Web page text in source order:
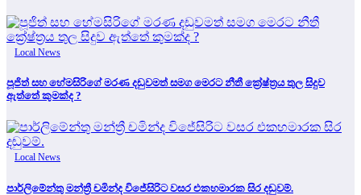
Local News
පූජිත් සහ හේමසිරිගේ මරණ දඩුවමත් සමග මෙරට නීතී ක්‍රේෂ්ත්‍රය තුල සිදුව
ඇත්තේ කුමක්ද ?
Local News
පාර්ලිමේන්තු මන්ත්‍රී චමින්ද විජේසිරිට වසර එකහමාරක සිර දඬුවම්.